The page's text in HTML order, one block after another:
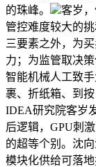
的珠峰。
客岁
管控难度较大的
三要素之外，为
力；为监管取决
智能机械人工致
裹、折纸箱、到
IDEA研究院客岁
后逻辑，GPU刺
的超等个别。沈
模块化供给可落